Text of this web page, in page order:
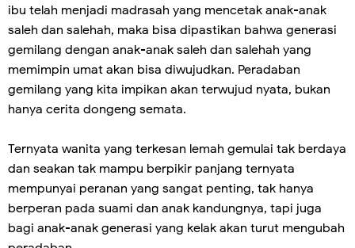
ibu telah menjadi madrasah yang mencetak anak-anak
saleh dan salehah, maka bisa dipastikan bahwa generasi
gemilang dengan anak-anak saleh dan salehah yang
memimpin umat akan bisa diwujudkan. Peradaban
gemilang yang kita impikan akan terwujud nyata, bukan
hanya cerita dongeng semata.
Ternyata wanita yang terkesan lemah gemulai tak berdaya
dan seakan tak mampu berpikir panjang ternyata
mempunyai peranan yang sangat penting, tak hanya
berperan pada suami dan anak kandungnya, tapi juga
bagi anak-anak generasi yang kelak akan turut mengubah